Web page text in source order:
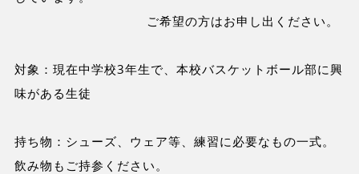
ご希望の方はお申し出ください。
対象：現在中学校3年生で、本校バスケットボール部に興
味がある生徒
持ち物：シューズ、ウェア等、練習に必要なもの一式。
飲み物もご持参ください。